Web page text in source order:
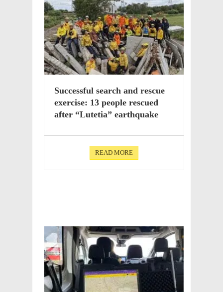
Success­ful search and rescue
exer­cise: 13 people rescued
after “Lute­tia” earthquake
READ MORE